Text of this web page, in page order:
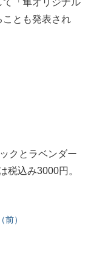
て「隼オリジナル
ことも発表され
クとラベンダー
税込み3000円。
）